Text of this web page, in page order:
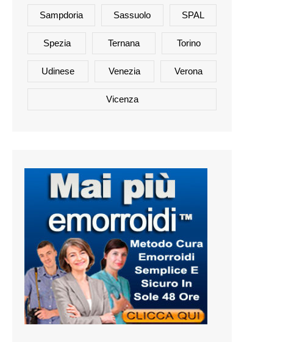
Sampdoria Sassuolo SPAL
Spezia Ternana Torino
Udinese Venezia Verona
Vicenza